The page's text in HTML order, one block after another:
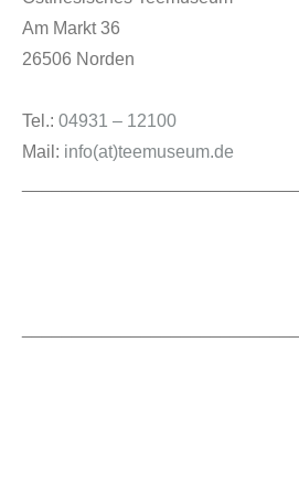
Am Markt 36
26506 Norden
Tel.: 04931 – 12100
Mail: info(at)teemuseum.de